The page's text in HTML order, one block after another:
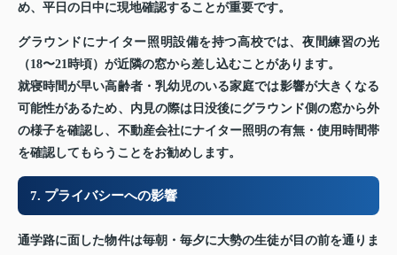
め、平日の日中に現地確認することが重要です。
グラウンドにナイター照明設備を持つ高校では、夜間練習の光
（18〜21時頃）が近隣の窓から差し込むことがあります。
就寝時間が早い高齢者・乳幼児のいる家庭では影響が大きくなる
可能性があるため、内見の際は日没後にグラウンド側の窓から外
の様子を確認し、不動産会社にナイター照明の有無・使用時間帯
を確認してもらうことをお勧めします。
7. プライバシーへの影響
通学路に面した物件は毎朝・毎夕に大勢の生徒が目の前を通りま